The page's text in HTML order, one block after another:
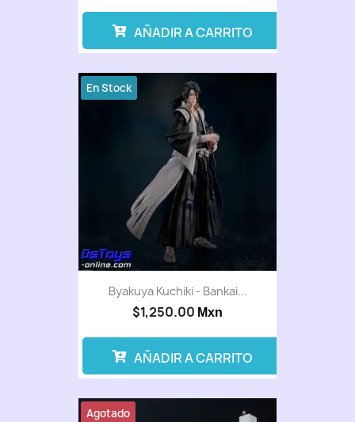
AÑADIR A CARRITO
Byakuya Kuchiki - Bankai...
$1,250.00 Mxn
En Stock
AÑADIR A CARRITO
Agotado